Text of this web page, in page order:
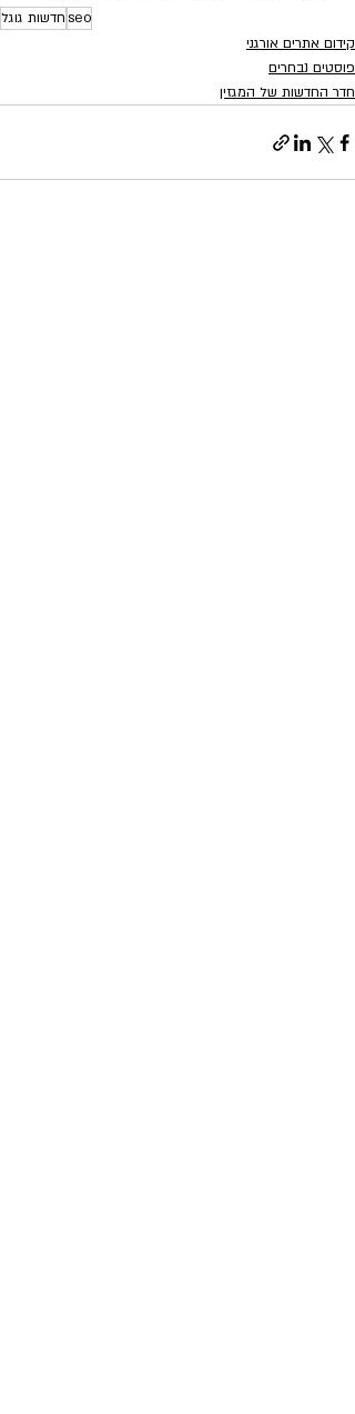
seo חדשות גוגל
קידום אתרים אורגני
פוסטים נבחרים
חדר החדשות של המגזין